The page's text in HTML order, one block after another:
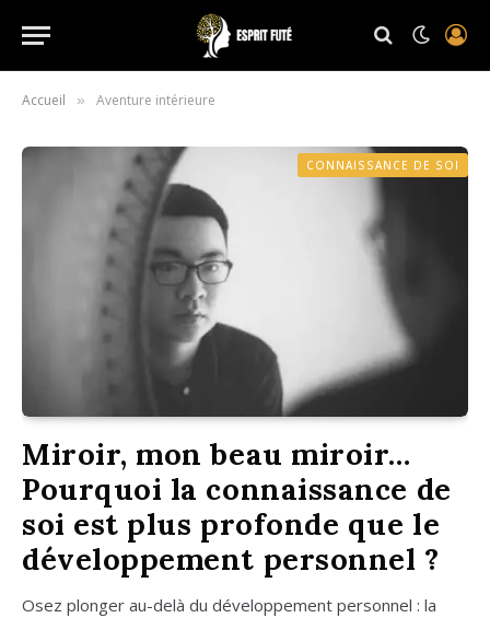
Accueil » Aventure intérieure
CONNAISSANCE DE SOI
Miroir, mon beau miroir…
Pourquoi la connaissance de
soi est plus profonde que le
développement personnel ?
Osez plon­ger au-delà du déve­lop­pe­ment per­son­nel : la